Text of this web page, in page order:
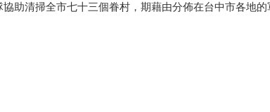
助清掃全市七十三個眷村，期藉由分佈在台中市各地